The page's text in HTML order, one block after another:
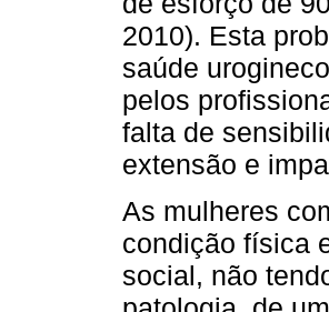
2010). Esta
saúde
pelos
falta de
extensão e
As mulheres
condição física
social, não